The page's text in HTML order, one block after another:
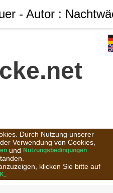
Durch Nutzung unserer
Verwendung von Cookies,
und Nutzungsbedingungen
klicken Sie bitte auf
- Autor :